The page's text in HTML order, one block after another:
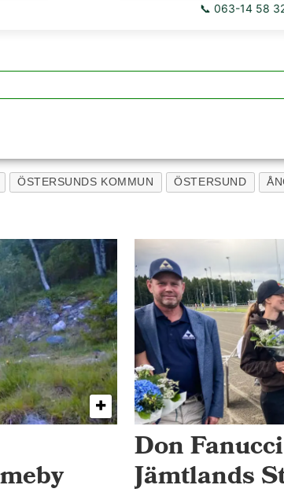
📞 063-14 58
ÖSTERSUNDS KOMMUN ÖSTERSUND
Don
Jämtlands